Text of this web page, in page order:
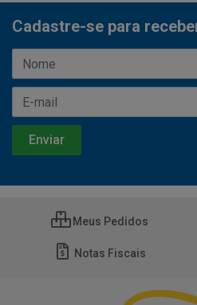
Cadastre-se para
Meus Pedidos
Notas Fiscais